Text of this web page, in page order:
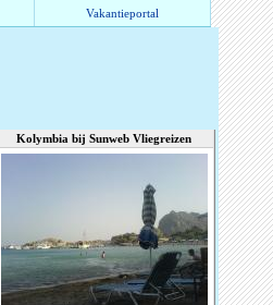
Vakantieportal
Kolymbia bij Sunweb Vliegreizen